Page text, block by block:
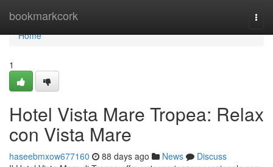
bookmarkcork
Home
Home
1
Hotel Vista Mare Tropea: Relax
con Vista Mare
haseebmxow677160 88 days ago News
Discuss